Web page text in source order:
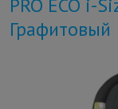
PRO ECO i-
Графитовый